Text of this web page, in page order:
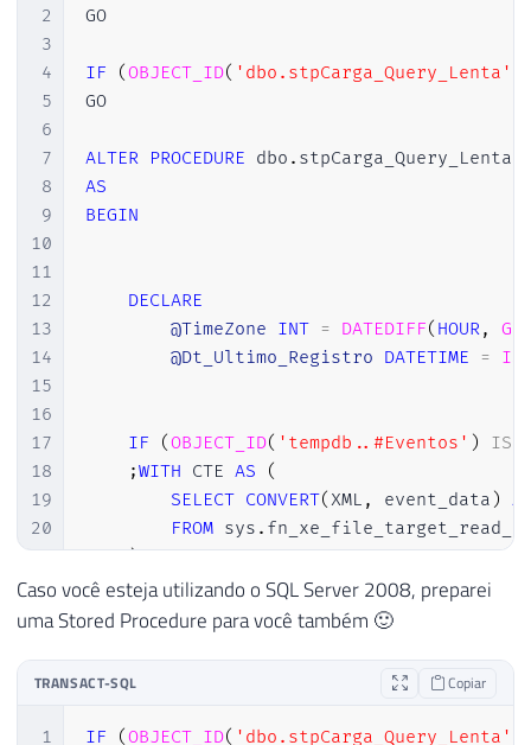
2
3
4
5
6
7
8
9
10
11
12
13
14
15
16
17
18
19
20
21
22
23
27
GO
IF (OBJECT_ID( 'dbo.stpCarga_Query_Lenta'
GO
ALTER PROCEDURE dbo .
AS
BEGIN
DECLARE
@TimeZone INT = DATEDIFF( HOUR,
@Dt_Ultimo_Registro DATETIME =
IF (OBJECT_ID( 'tempdb..#Eventos' ) IS
;WITH CTE AS
(
SELECT CONVERT(XML , event_data )
FROM sys .
)
SELECT
DATEADD(HOUR, @TimeZone
FROM
Caso você esteja utilizando o SQL Server 2008, preparei
uma Stored Procedure para você também 🙂
TRANSACT-SQL Copiar
1
IF (OBJECT_ID( 'dbo.stpCarga_Query_Lenta'